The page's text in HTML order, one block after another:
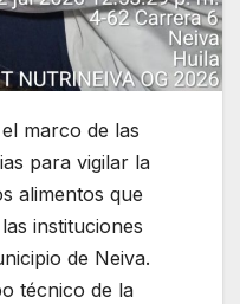
marco de las
para vigilar la
alimentos que
instituciones
de Neiva.
técnico de la